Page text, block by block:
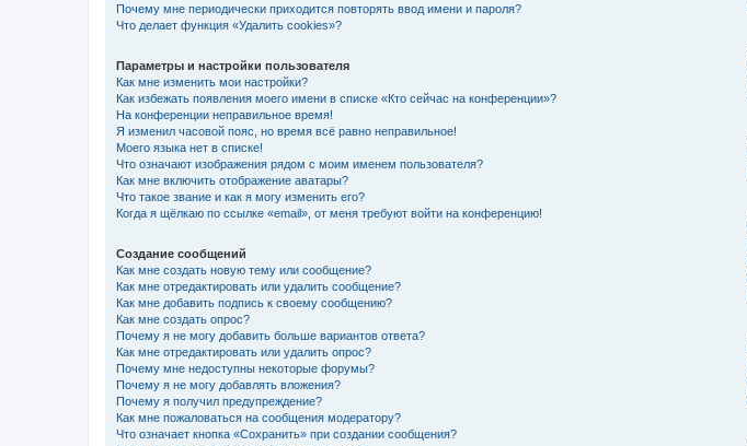
Почему мне периодически приходится повторять ввод имени и пароля?
Что делает функция «Удалить cookies»?
Параметры и настройки пользователя
Как мне изменить мои настройки?
Как избежать появления моего имени в списке «Кто сейчас на конференции»?
На конференции неправильное время!
Я изменил часовой пояс, но время всё равно неправильное!
Моего языка нет в списке!
Что означают изображения рядом с моим именем пользователя?
Как мне включить отображение аватары?
Что такое звание и как я могу изменить его?
Когда я щёлкаю по ссылке «email», от меня требуют войти на конференцию!
Создание сообщений
Как мне создать новую тему или сообщение?
Как мне отредактировать или удалить сообщение?
Как мне добавить подпись к своему сообщению?
Как мне создать опрос?
Почему я не могу добавить больше вариантов ответа?
Как мне отредактировать или удалить опрос?
Почему мне недоступны некоторые форумы?
Почему я не могу добавлять вложения?
Почему я получил предупреждение?
Как мне пожаловаться на сообщения модератору?
Что означает кнопка «Сохранить» при создании сообщения?